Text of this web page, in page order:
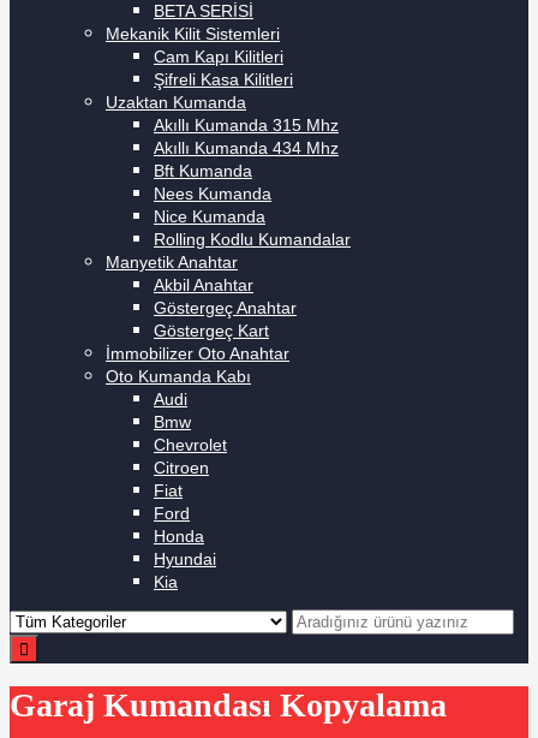
BETA SERİSİ
Mekanik Kilit Sistemleri
Cam Kapı Kilitleri
Şifreli Kasa Kilitleri
Uzaktan Kumanda
Akıllı Kumanda 315 Mhz
Akıllı Kumanda 434 Mhz
Bft Kumanda
Nees Kumanda
Nice Kumanda
Rolling Kodlu Kumandalar
Manyetik Anahtar
Akbil Anahtar
Göstergeç Anahtar
Göstergeç Kart
İmmobilizer Oto Anahtar
Oto Kumanda Kabı
Audi
Bmw
Chevrolet
Citroen
Fiat
Ford
Honda
Hyundai
Kia
Garaj Kumandası Kopyalama